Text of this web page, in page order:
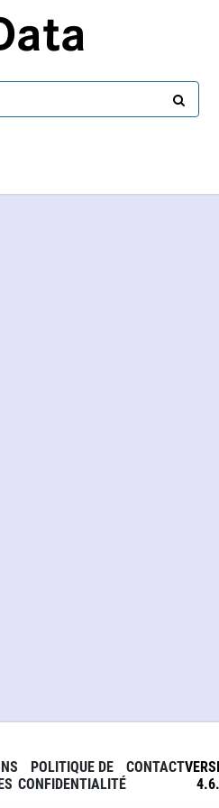
POLITIQUE DE
CONFIDENTIALITÉ
CONTACT